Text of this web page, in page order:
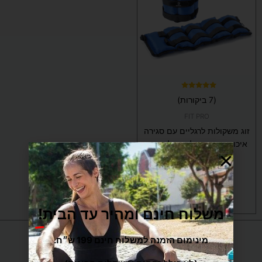
5.00
(7 ביקורות)
זוג משקולות לרגליים עם סגירה
איכותית – משקל רצוי לבחירה
מותג DENVER
החל מ- ₪54
בחר/י אפשרויות
סוגים.
ניתן
לבחור
את
משלוח חינם ומהיר עד הבית!
מינימום הזמנה למשלוח חינם 199 ש״ח.